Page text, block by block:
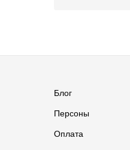
Блог
Персоны
Оплата